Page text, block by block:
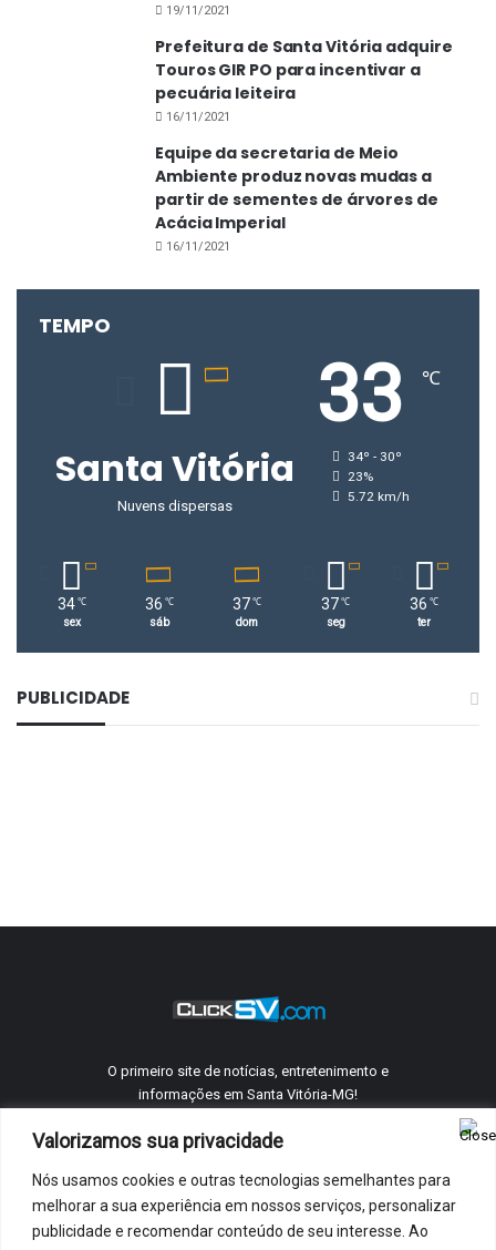
Valorizamos sua privacidade
Nós usamos cookies e outras tecnologias semelhantes para
melhorar a sua experiência em nossos serviços, personalizar
publicidade e recomendar conteúdo de seu interesse. Ao
19/11/2021
Prefeitura de Santa Vitória adquire
Touros GIR PO para incentivar a
pecuária leiteira
16/11/2021
Equipe da secretaria de Meio
Ambiente produz novas mudas a
partir de sementes de árvores de
Acácia Imperial
16/11/2021
TEMPO
Santa Vitória
Nuvens dispersas
33 ℃
34º - 30º
23%
5.72 km/h
34 ℃
sex
36 ℃
sáb
37 ℃
dom
37 ℃
seg
36 ℃
ter
PUBLICIDADE
O primeiro site de notícias, entretenimento e
informações em Santa Vitória-MG!
©ClickSV2005 - 2026 Todos os direitos reservados.
Telefones Úteis Anuncie Conosco